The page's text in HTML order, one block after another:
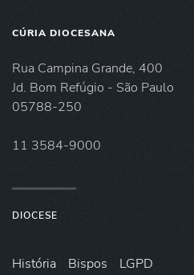
CÚRIA DIOCESANA
Rua Campina Grande, 400
Jd. Bom Refúgio - São Paulo
05788-250
11 3584-9000
DIOCESE
História Bispos LGPD